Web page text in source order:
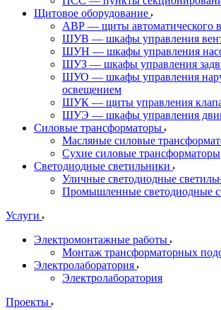
Щитовое оборудование
АВР — щиты автоматического
ШУВ — шкафы управления
ШУН — шкафы управления
ШУЗ — шкафы управления
ШУО — шкафы управления
освещением
ШУК — щиты управления
ШУЭ — шкафы управления
Силовые трансформаторы
Масляные силовые
Сухие силовые трансформаторы
Светодиодные светильники
Уличные светодиодные
Промышленные светодиодные
Услуги
Электромонтажные работы
Монтаж трансформаторных
Электролаборатория
Электролаборатория
Проекты